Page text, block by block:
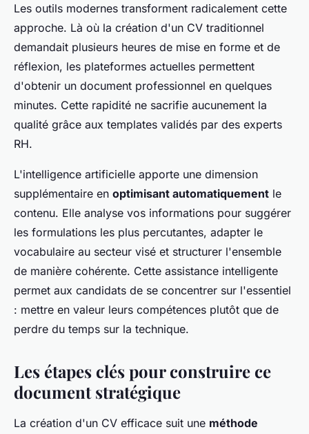
Les outils modernes transforment radicalement cette
approche. Là où la création d'un CV traditionnel
demandait plusieurs heures de mise en forme et de
réflexion, les plateformes actuelles permettent
d'obtenir un document professionnel en quelques
minutes. Cette rapidité ne sacrifie aucunement la
qualité grâce aux templates validés par des experts
RH.
L'intelligence artificielle apporte une dimension
supplémentaire en optimisant automatiquement le
contenu. Elle analyse vos informations pour suggérer
les formulations les plus percutantes, adapter le
vocabulaire au secteur visé et structurer l'ensemble
de manière cohérente. Cette assistance intelligente
permet aux candidats de se concentrer sur l'essentiel
: mettre en valeur leurs compétences plutôt que de
perdre du temps sur la technique.
Les étapes clés pour construire ce
document stratégique
La création d'un CV efficace suit une méthode